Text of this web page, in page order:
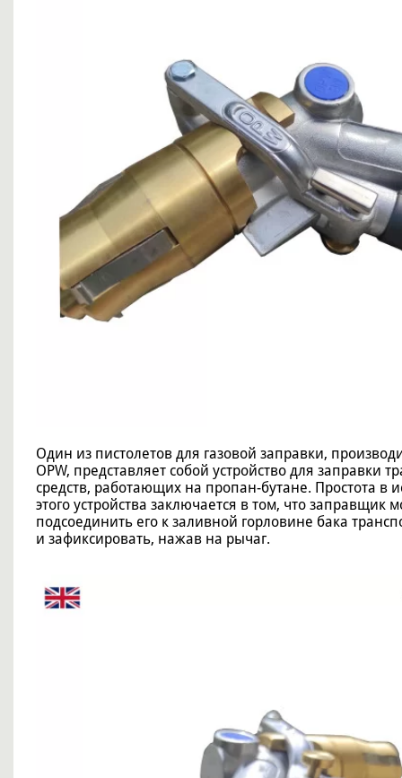
Один из пистолетов для газовой заправки,
OPW, представляет собой устройство для заправки
средств, работающих на пропан-бутане. Простота в
этого устройства заключается в том, что заправщик
подсоединить его к заливной горловине бака
и зафиксировать, нажав на рычаг.